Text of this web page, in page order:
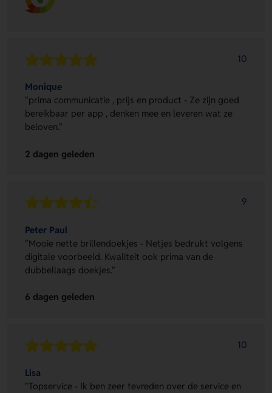
10
Monique
"prima communicatie , prijs en product - Ze zijn goed
bereikbaar per app , denken mee en leveren wat ze
beloven."
2 dagen geleden
9
Peter Paul
"Mooie nette brillendoekjes - Netjes bedrukt volgens
digitale voorbeeld. Kwaliteit ook prima van de
dubbellaags doekjes."
6 dagen geleden
10
Lisa
"Topservice - Ik ben zeer tevreden over de service en